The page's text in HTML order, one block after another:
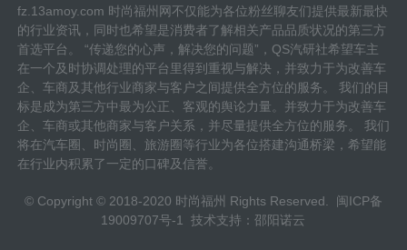
fz.13amoy.com 时尚福州网不仅能为各位粉丝聊友们提供最新最快
的行业资讯，同时也希望是消费者了解相关产品品质状况的第三方
首选平台。 “传递您的心声，解决您的问题”，QS汽研社希望车主
在一个及时协调处理的平台里得到重视与解决，并致力于为改善车
企、车商及其他行业商家与客户之间提供全方位的服务。 我们的目
标是成为第三方中最为公正、客观的舆论力量。并致力于为改善车
企、车商或其他商家与客户关系，并尽量提供全方位的服务。 我们
将在汽车圈、时尚圈、旅游圈等行业为各位搭建沟通桥梁，希望能
在行业内积累了一定的口碑及信誉。
© Copyright © 2018-2020 时尚福州 Rights Reserved. 闽ICP备
19009707号-1
技术支持：邵阳诺云